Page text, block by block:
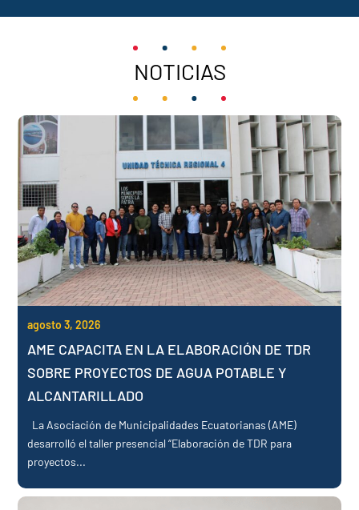
NOTICIAS
agosto 3, 2026
AME CAPACITA EN LA ELABORACIÓN DE TDR
SOBRE PROYECTOS DE AGUA POTABLE Y
ALCANTARILLADO
La Asociación de Municipalidades Ecuatorianas (AME)
desarrolló el taller presencial “Elaboración de TDR para
proyectos...